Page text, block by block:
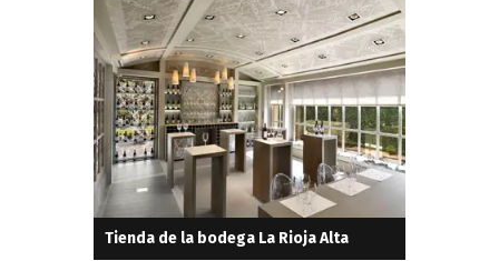
Tienda de la bodega La Rioja Alta